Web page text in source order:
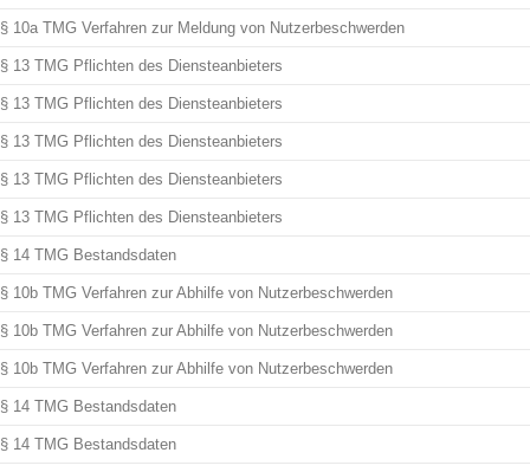
§ 10a TMG Verfahren zur Meldung von Nutzerbeschwerden
§ 13 TMG Pflichten des Diensteanbieters
§ 13 TMG Pflichten des Diensteanbieters
§ 13 TMG Pflichten des Diensteanbieters
§ 13 TMG Pflichten des Diensteanbieters
§ 13 TMG Pflichten des Diensteanbieters
§ 14 TMG Bestandsdaten
§ 10b TMG Verfahren zur Abhilfe von Nutzerbeschwerden
§ 10b TMG Verfahren zur Abhilfe von Nutzerbeschwerden
§ 10b TMG Verfahren zur Abhilfe von Nutzerbeschwerden
§ 14 TMG Bestandsdaten
§ 14 TMG Bestandsdaten